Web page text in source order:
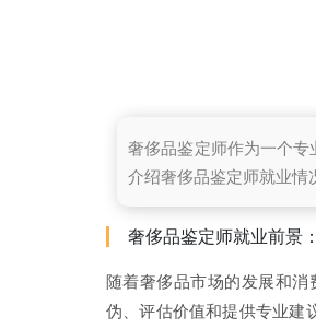
奢侈品鉴定师作为一个
介绍奢侈品鉴定师就业情
奢侈品鉴定师就业前景：
随着奢侈品市场的发展和
伪、评估价值和提供专业建